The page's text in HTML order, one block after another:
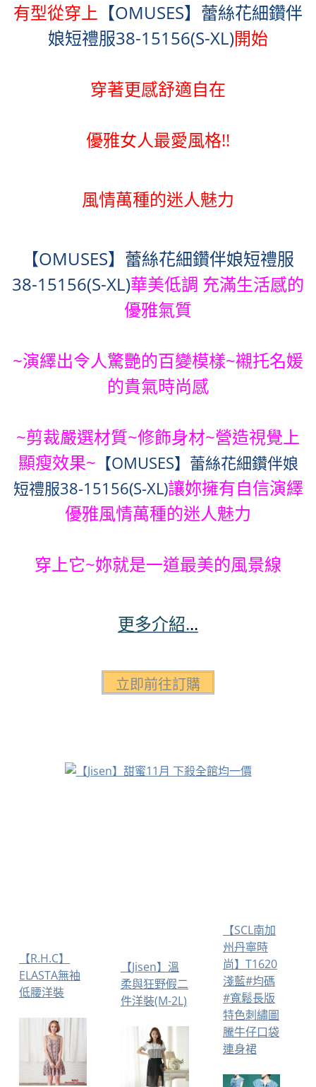
有型從穿上 【OMUSES】蕾絲花細鑽伴
娘短禮服38-15156(S-XL)開始
穿著更感舒適自在
優雅女人最愛風格!!
風情萬種的迷人魅力
【OMUSES】蕾絲花細鑽伴娘短禮服
38-15156(S-XL)華美低調 充滿生活感的
優雅氣質
~演繹出令人驚艷的百變模樣~襯托名媛
的貴氣時尚感
~剪裁嚴選材質~修飾身材~營造視覺上
顯瘦效果~ 【OMUSES】蕾絲花細鑽伴娘
短禮服38-15156(S-XL)讓妳擁有自信演繹
優雅風情萬種的迷人魅力
穿上它~妳就是一道最美的風景線
更多介紹...
【R.H.C】
ELASTA無袖
低腰洋裝
【Jisen】溫
柔與狂野假二
件洋裝(M-2L)
【SCL南加
州丹寧時
尚】T1620
淺藍#均碼
#寬鬆長版
特色刺繡圖
騰牛仔口袋
連身裙